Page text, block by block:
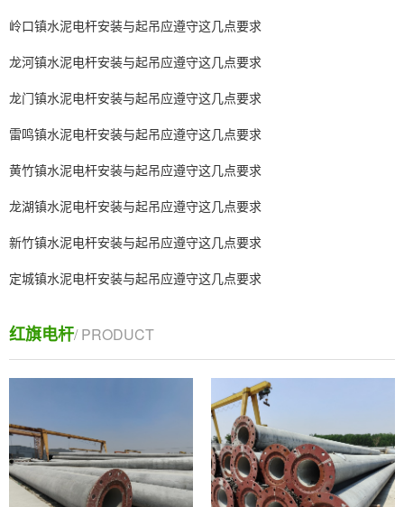
岭口镇水泥电杆安装与起吊应遵守这几点要求
龙河镇水泥电杆安装与起吊应遵守这几点要求
龙门镇水泥电杆安装与起吊应遵守这几点要求
雷鸣镇水泥电杆安装与起吊应遵守这几点要求
黄竹镇水泥电杆安装与起吊应遵守这几点要求
龙湖镇水泥电杆安装与起吊应遵守这几点要求
新竹镇水泥电杆安装与起吊应遵守这几点要求
定城镇水泥电杆安装与起吊应遵守这几点要求
红旗电杆/ PRODUCT